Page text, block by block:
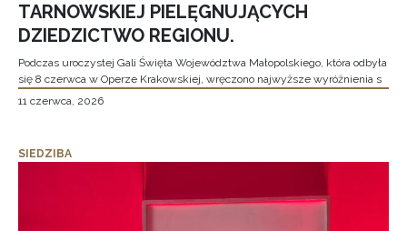
TARNOWSKIEJ PIELĘGNUJĄCYCH
DZIEDZICTWO REGIONU.
Podczas uroczystej Gali Święta Województwa Małopolskiego, która odbyła
się 8 czerwca w Operze Krakowskiej, wręczono najwyższe wyróżnienia s
11 czerwca, 2026
SIEDZIBA